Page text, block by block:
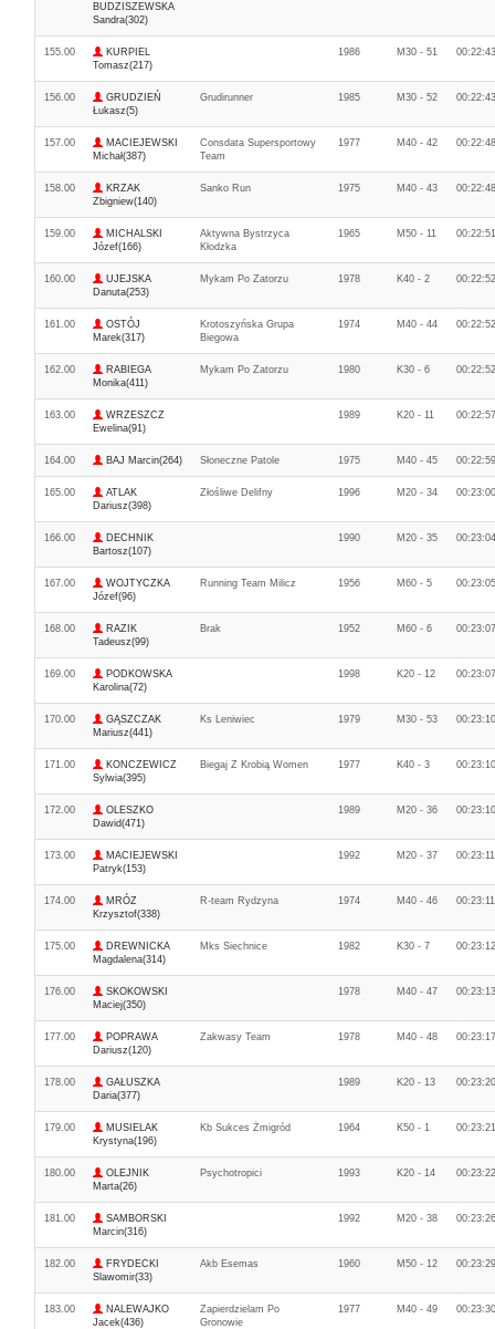
BUDZISZEWSKA
Sandra(302)
155.00
KURPIEL
Tomasz(217)
1986 M30 - 51 00:22:43
156.00
GRUDZIEŃ
Łukasz(5)
Grudirunner 1985 M30 - 52 00:22:43
157.00
MACIEJEWSKI
Michał(387)
Consdata Supersportowy
Team
1977 M40 - 42 00:22:48
158.00
KRZAK
Zbigniew(140)
Sanko Run 1975 M40 - 43 00:22:48
159.00
MICHALSKI
Józef(166)
Aktywna Bystrzyca
Kłodzka
1965 M50 - 11 00:22:51
160.00
UJEJSKA
Danuta(253)
Mykam Po Zatorzu 1978 K40 - 2 00:22:52
161.00
OSTÓJ
Marek(317)
Krotoszyńska Grupa
Biegowa
1974 M40 - 44 00:22:52
162.00
RABIEGA
Monika(411)
Mykam Po Zatorzu 1980 K30 - 6 00:22:52
163.00
WRZESZCZ
Ewelina(91)
1989 K20 - 11 00:22:57
164.00 BAJ Marcin(264) Słoneczne Patole 1975 M40 - 45 00:22:59
165.00
ATLAK
Dariusz(398)
Złośliwe Delifny 1996 M20 - 34 00:23:00
166.00
DECHNIK
Bartosz(107)
1990 M20 - 35 00:23:04
167.00
WOJTYCZKA
Józef(96)
Running Team Milicz 1956 M60 - 5 00:23:05
168.00
RAZIK
Tadeusz(99)
Brak 1952 M60 - 6 00:23:07
169.00
PODKOWSKA
Karolina(72)
1998 K20 - 12 00:23:07
170.00
GĄSZCZAK
Mariusz(441)
Ks Leniwiec 1979 M30 - 53 00:23:10
171.00
KONCZEWICZ
Sylwia(395)
Biegaj Z Krobią Women 1977 K40 - 3 00:23:10
172.00
OLESZKO
Dawid(471)
1989 M20 - 36 00:23:10
173.00
MACIEJEWSKI
Patryk(153)
1992 M20 - 37 00:23:11
174.00
MRÓZ
Krzysztof(338)
R-team Rydzyna 1974 M40 - 46 00:23:11
175.00
DREWNICKA
Magdalena(314)
Mks Siechnice 1982 K30 - 7 00:23:12
176.00
SKOKOWSKI
Maciej(350)
1978 M40 - 47 00:23:13
177.00
POPRAWA
Dariusz(120)
Zakwasy Team 1978 M40 - 48 00:23:17
178.00
GAŁUSZKA
Daria(377)
1989 K20 - 13 00:23:20
179.00
MUSIELAK
Krystyna(196)
Kb Sukces Żmigród 1964 K50 - 1 00:23:21
180.00
OLEJNIK
Marta(26)
Psychotropici 1993 K20 - 14 00:23:22
181.00
SAMBORSKI
Marcin(316)
1992 M20 - 38 00:23:26
182.00
FRYDECKI
Slawomir(33)
Akb Esemas 1960 M50 - 12 00:23:29
183.00
NALEWAJKO
Jacek(436)
Zapierdzielam Po
Gronowie
1977 M40 - 49 00:23:30